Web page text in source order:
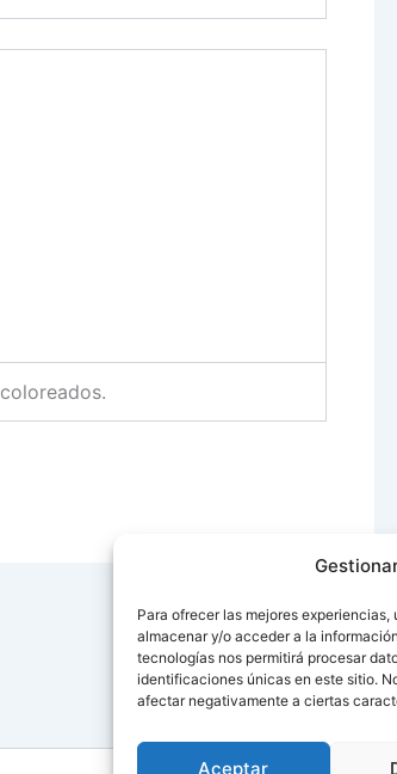
Para ofrecer las mejores
almacenar y/o acceder a la
tecnologías nos permitirá procesar
identificaciones únicas en este sitio.
afectar negativamente a ciertas
Aceptar
SIGUIENTE
XX. BIZCOCHOS